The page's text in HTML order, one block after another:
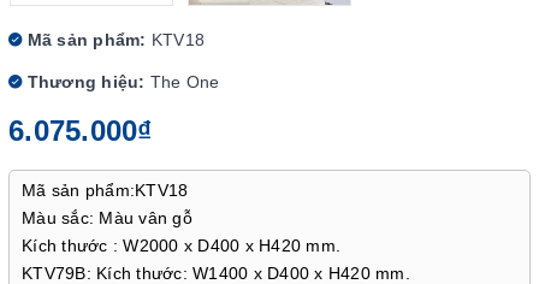
Mã sản phẩm: KTV18
Thương hiệu: The One
6.075.000₫
Mã sản phẩm:KTV18
Màu sắc: Màu vân gỗ
Kích thước : W2000 x D400 x H420 mm.
KTV79B: Kích thước: W1400 x D400 x H420 mm.